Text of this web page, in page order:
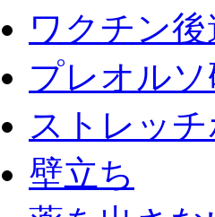
ワクチン
プレオル
ストレッ
壁立ち